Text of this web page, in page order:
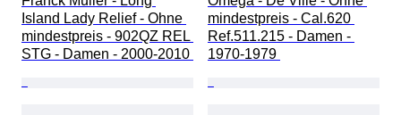
Island Lady Relief - Ohne
mindestpreis - 902QZ REL
STG - Damen - 2000-2010
mindestpreis - Cal.620
Ref.511.215 - Damen -
1970-1979